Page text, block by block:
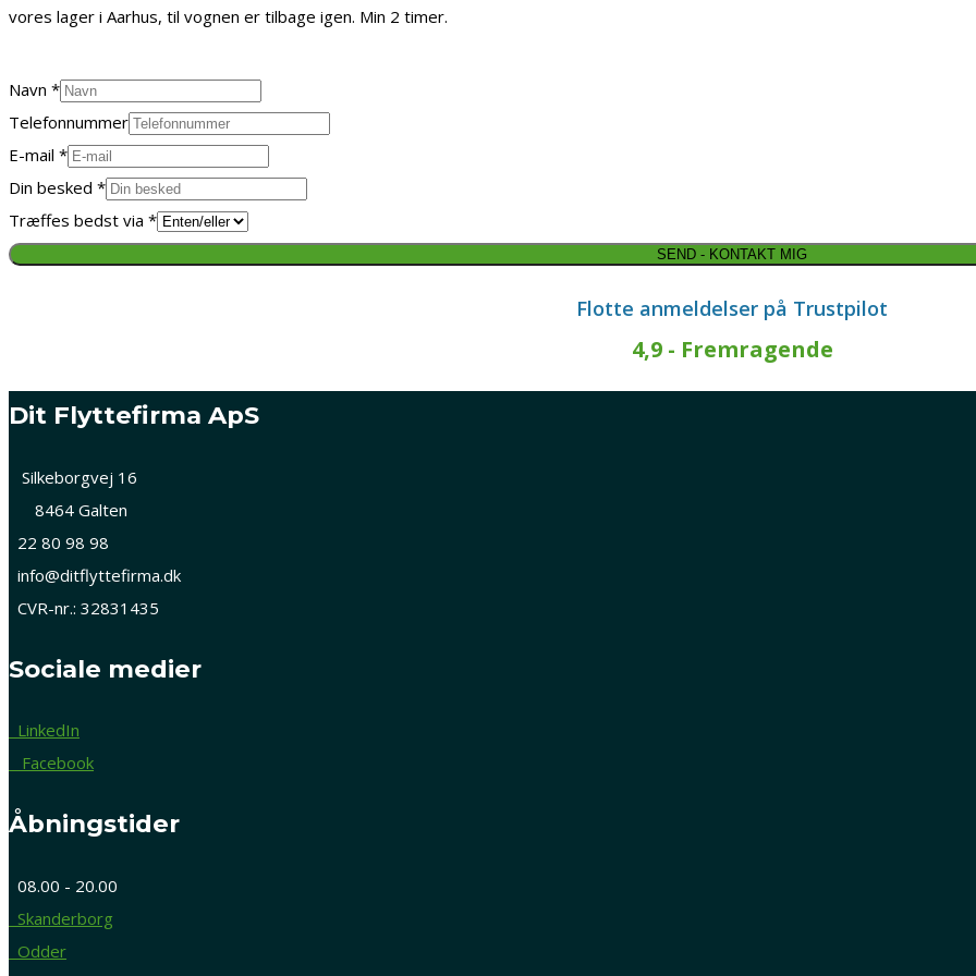
vores lager i Aarhus, til vognen er tilbage igen. Min 2 timer.
Navn *
Telefonnummer
E-mail *
Din besked *
Træffes bedst via *
SEND - KONTAKT MIG
Flotte anmeldelser på Trustpilot
4,9 - Fremragende
Dit Flyttefirma ApS
Silkeborgvej 16
8464 Galten
22 80 98 98
info@ditflyttefirma.dk
CVR-nr.: 32831435
Sociale medier
LinkedIn
Facebook
Åbningstider
08.00 - 20.00
Skanderborg
Odder